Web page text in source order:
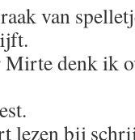
van
denk ik
lezen bij